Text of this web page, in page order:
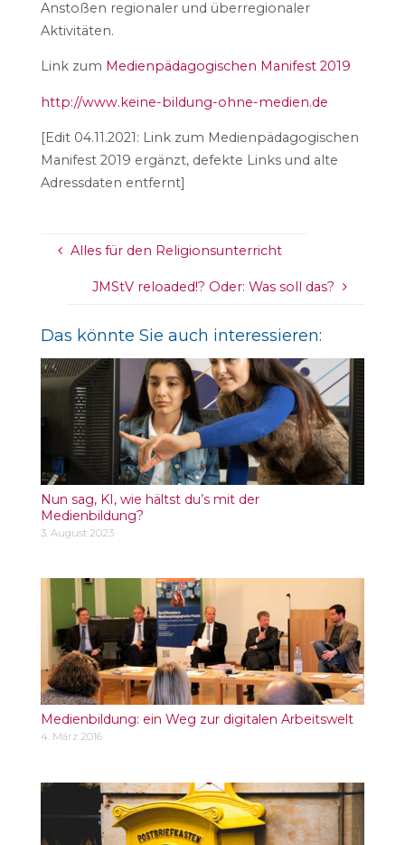
Anstoßen regionaler und überregionaler
Aktivitäten.
Link zum Medienpädagogischen Manifest 2019
http://www.keine-bildung-ohne-medien.de
[Edit 04.11.2021: Link zum Medienpädagogischen
Manifest 2019 ergänzt, defekte Links und alte
Adressdaten entfernt]
Alles für den Religionsunterricht
JMStV reloaded!? Oder: Was soll das?
Das könnte Sie auch interessieren:
Nun sag, KI, wie hältst du’s mit der
Medienbildung?
3. August 2023
Medienbildung: ein Weg zur digitalen Arbeitswelt
4. März 2016